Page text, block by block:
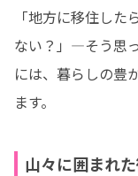
「地方に移住し
ない？」—そう思
には、暮らしの豊
ます。
山々に囲まれ